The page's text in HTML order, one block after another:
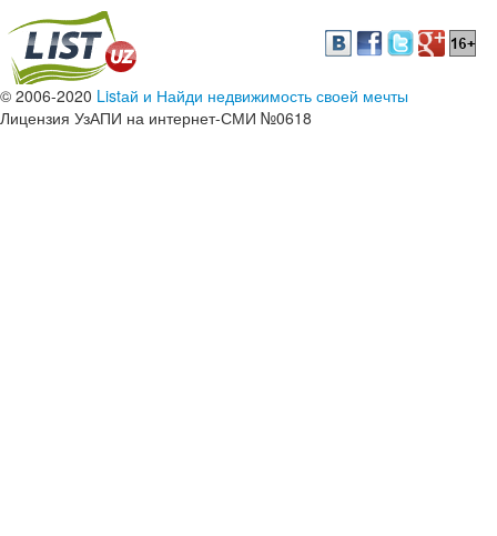
© 2006-2020 Listай и Найди недвижимость своей мечты
Лицензия УзАПИ на интернет-СМИ №0618